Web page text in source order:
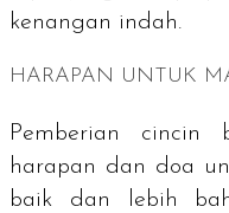
kenangan indah.
HARAPAN UNTUK
Pemberian cincin
harapan dan doa
baik dan lebih